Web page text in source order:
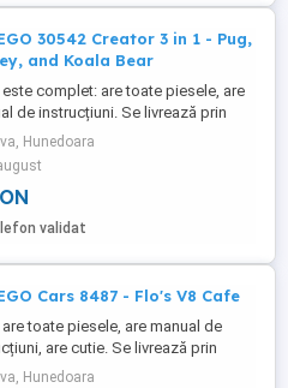
30542 Creator 3 in 1 - Pug,
and Koala Bear
este complet: are toate piesele, are
de instrucțiuni. Se livrează prin
cu plata ramburs.
Hunedoara
validat
Cars 8487 - Flo's V8 Cafe
toate piesele, are manual de
are cutie. Se livrează prin
cu plata ramburs.
Hunedoara